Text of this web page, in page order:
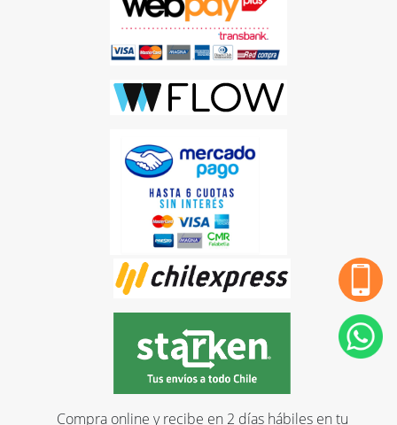
Compra online y recibe en 2 días hábiles en tu